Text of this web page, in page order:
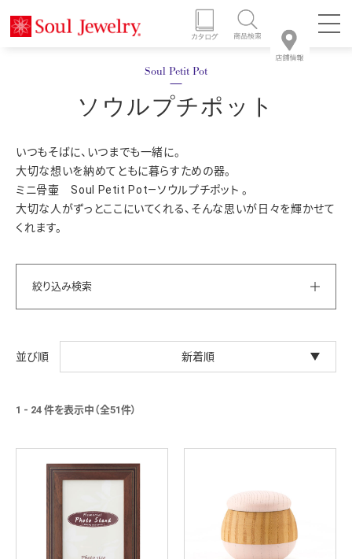
ソウルプチポット
いつもそばに、いつまでも一緒に。
大切な想いを納めてともに暮らすための器。
ミニ骨壷 Soul Petit Pot―ソウルプチポット 。
大切な人がずっとここにいてくれる、そんな思いが日々を輝かせて
くれます。
絞り込み検索
新着順
1 - 24 件を表示中（全51件）